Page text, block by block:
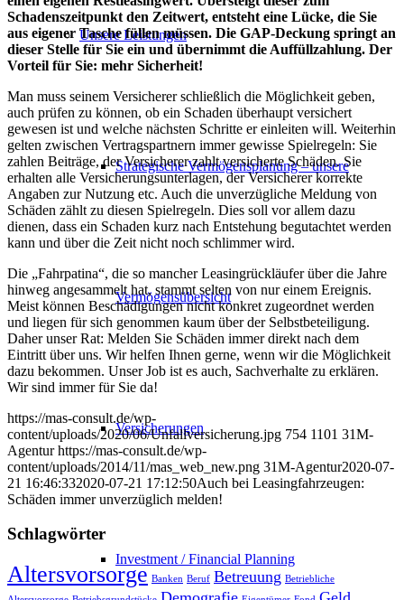
Unsere Leistungen
Strategische Vermögensplanung – unsere
Vermögensübersicht
Versicherungen
Investment / Financial Planning
Schadenszeitpunkt den Zeitwert, entsteht eine Lücke, die Sie
aus eigener Tasche füllen müssen. Die GAP-Deckung springt an
dieser Stelle für Sie ein und übernimmt die Auffüllzahlung. Der
Vorteil für Sie: mehr Sicherheit!
Man muss seinem Versicherer schließlich die Möglichkeit geben,
auch prüfen zu können, ob ein Schaden überhaupt versichert
gewesen ist und welche nächsten Schritte er einleiten will. Weiterhin
gelten zwischen Vertragspartnern immer gewisse Spielregeln: Sie
zahlen Beiträge, der Versicherer zahlt versicherte Schäden. Sie
erhalten alle Versicherungsunterlagen, der Versicherer korrekte
Angaben zur Nutzung etc. Auch die unverzügliche Meldung von
Schäden zählt zu diesen Spielregeln. Dies soll vor allem dazu
dienen, dass ein Schaden kurz nach Entstehung begutachtet werden
kann und über die Zeit nicht noch schlimmer wird.
Die „Fahrpatina“, die so mancher Leasingrückläufer über die Jahre
hinweg angesammelt hat, stammt selten von nur einem Ereignis.
Meist können Beschädigungen nicht konkret zugeordnet werden
und liegen für sich genommen kaum über der Selbstbeteiligung.
Daher unser Rat: Melden Sie Schäden immer direkt nach dem
Eintritt über uns. Wir helfen Ihnen gerne, wenn wir die Möglichkeit
dazu bekommen. Unser Job ist es auch, Sachverhalte zu erklären.
Wir sind immer für Sie da!
https://mas-consult.de/wp-
content/uploads/2020/06/Unfallversicherung.jpg 754 1101 31M-
Agentur https://mas-consult.de/wp-
content/uploads/2014/11/mas_web_new.png 31M-Agentur2020-07-
21 16:46:332020-07-21 17:12:50Auch bei Leasingfahrzeugen:
Schäden immer unverzüglich melden!
Schlagwörter
Altersvorsorge Banken Beruf Betreuung Betriebliche